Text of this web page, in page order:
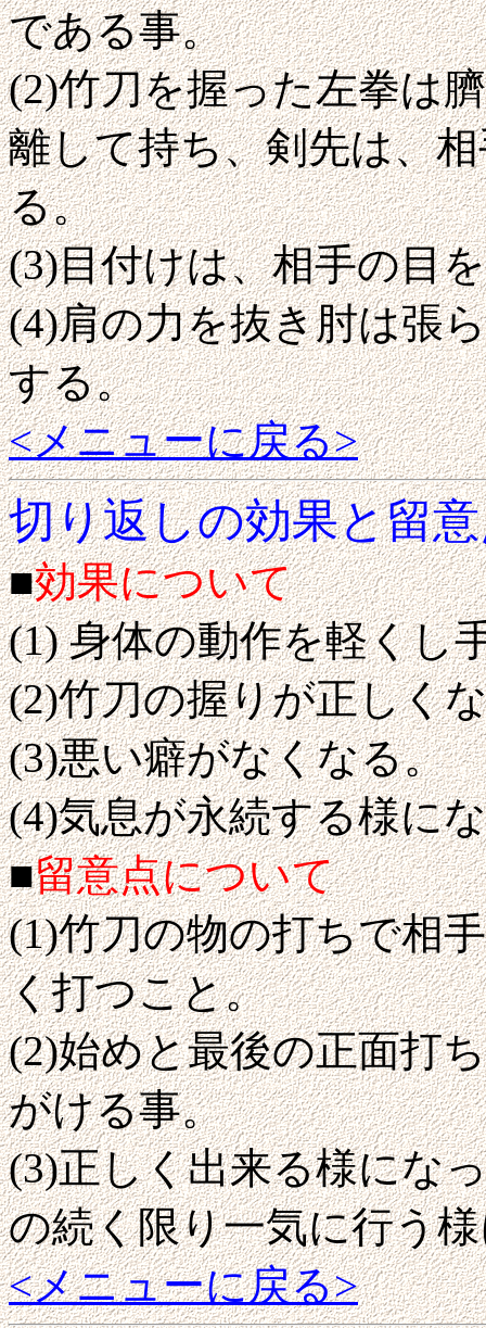
である事。
(2)竹刀を握った左拳は
離して持ち、剣先は、
る。
(3)目付けは、相手の目
(4)肩の力を抜き肘は張
する。
<メニューに戻る>
切り返しの効果と留
■効果について
(1) 身体の動作を軽くし
(2)竹刀の握りが正しく
(3)悪い癖がなくなる。
(4)気息が永続する様に
■留意点について
(1)竹刀の物の打ちで相
く打つこと。
(2)始めと最後の正面打
がける事。
(3)正しく出来る様にな
の続く限り一気に行う
<メニューに戻る>